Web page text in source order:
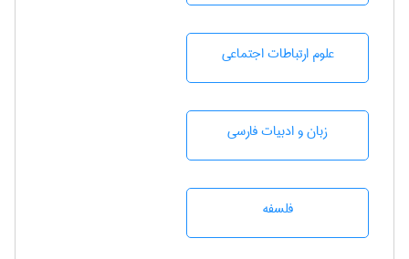
علوم ارتباطات اجتماعی
زبان و ادبيات فارسی
فلسفه